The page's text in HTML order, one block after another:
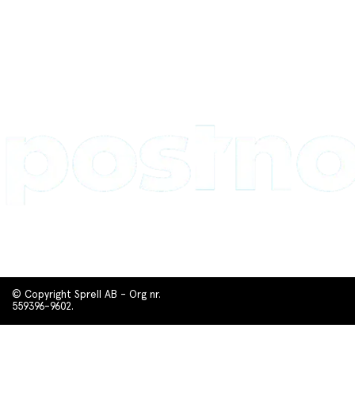
© Copyright Sprell AB - Org nr.
559396-9602.